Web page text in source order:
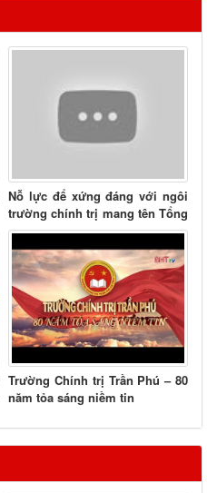
Nỗ lực để xứng đáng với ngôi
trường chính trị mang tên Tổng
Bí thư đầu tiên...
Trường Chính trị Trần Phú – 80
năm tỏa sáng niềm tin